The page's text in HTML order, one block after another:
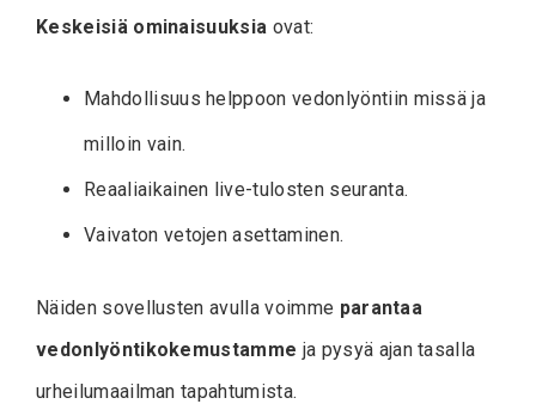
Keskeisiä ominaisuuksia ovat:
Mahdollisuus helppoon vedonlyöntiin missä ja
milloin vain.
Reaaliaikainen live-tulosten seuranta.
Vaivaton vetojen asettaminen.
Näiden sovellusten avulla voimme parantaa
vedonlyöntikokemustamme ja pysyä ajan tasalla
urheilumaailman tapahtumista.